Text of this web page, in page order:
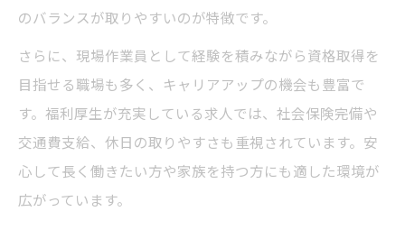
のバランスが取りやすいのが特徴です。
さらに、現場作業員として経験を積みながら資格取得を
目指せる職場も多く、キャリアアップの機会も豊富で
す。福利厚生が充実している求人では、社会保険完備や
交通費支給、休日の取りやすさも重視されています。安
心して長く働きたい方や家族を持つ方にも適した環境が
広がっています。